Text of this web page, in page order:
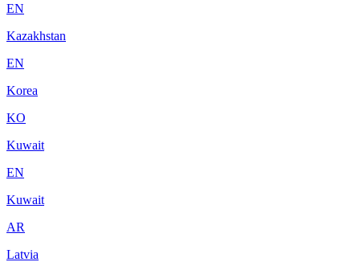
EN
Kazakhstan
EN
Korea
KO
Kuwait
EN
Kuwait
AR
Latvia